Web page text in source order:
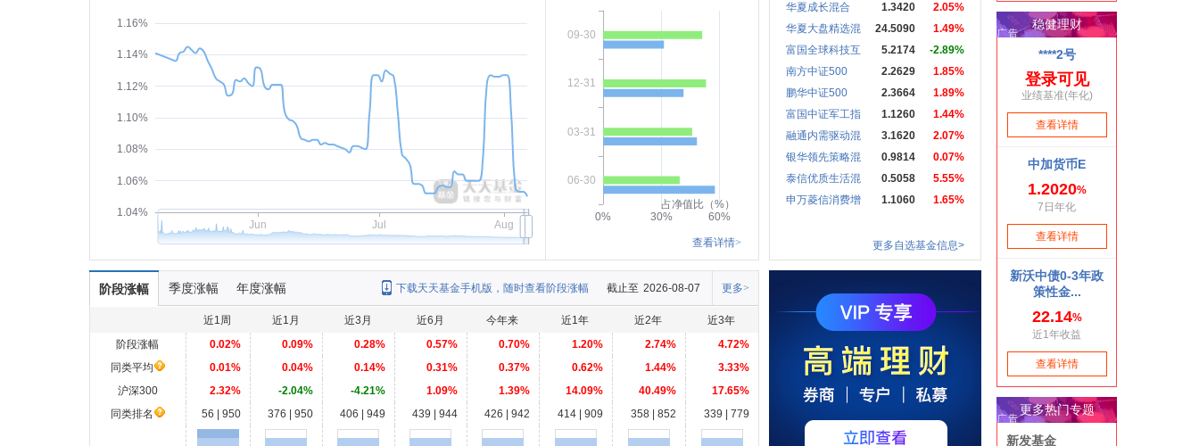
1.04%
1.06%
1.08%
1.10%
1.12%
1.14%
1.16%
Jun Jul Aug
占净值比（%）
06-30
03-31
12-31
09-30
0% 30% 60%
查看详情>
华夏成长混合
1.3420
2.05%
华夏大盘精选混
24.5090
1.49%
富国全球科技互
5.2174
-2.89%
南方中证500
2.2629
1.85%
鹏华中证500
2.3664
1.89%
富国中证军工指
1.1260
1.44%
融通内需驱动混
3.1620
2.07%
银华领先策略混
0.9814
0.07%
泰信优质生活混
0.5058
5.55%
申万菱信消费增
1.1060 1.65%
更多自选基金信息>
阶段涨幅 季度涨幅 年度涨幅 更多>
截止至 2026-08-07
下载天天基金手机版，随时查看阶段涨幅
近1周 近1月 近3月 近6月 今年来 近1年 近2年
近3年
阶段涨幅
0.02% 0.09% 0.28% 0.57% 0.70% 1.20% 2.74%
4.72%
同类平均
0.01% 0.04% 0.14% 0.31% 0.37% 0.62% 1.44%
3.33%
沪深300
2.32% -2.04% -4.21% 1.09% 1.39% 14.09% 40.49%
17.65%
同类排名
56 | 950 376 | 950 406 | 949 439 | 944 426 | 942 414 | 909 358 | 852 339 | 779